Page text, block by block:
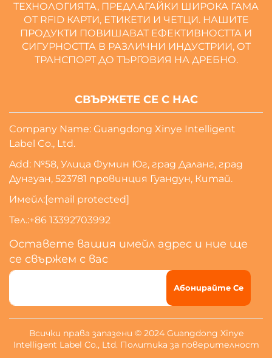
ТЕХНОЛОГИЯТА, ПРЕДЛАГАЙКИ ШИРОКА ГАМА
ОТ RFID КАРТИ, ЕТИКЕТИ И ЧЕТЦИ. НАШИТЕ
ПРОДУКТИ ПОВИШАВАТ ЕФЕКТИВНОСТТА И
СИГУРНОСТТА В РАЗЛИЧНИ ИНДУСТРИИ, ОТ
ТРАНСПОРТ ДО ТЪРГОВИЯ НА ДРЕБНО.
СВЪРЖЕТЕ СЕ С НАС
Company Name: Guangdong Xinye Intelligent
Label Co., Ltd.
Add: №58, Улица Фумин Юг, град Даланг, град
Дунгуан, 523781 провинция Гуандун, Китай.
Имейл:[email protected]
Тел.:+86 13392703992
Оставете вашия имейл адрес и ние ще
се свържем с вас
Абонирайте Се
Всички права запазени © 2024 Guangdong Xinye
Intelligent Label Co., Ltd. Политика за поверителност